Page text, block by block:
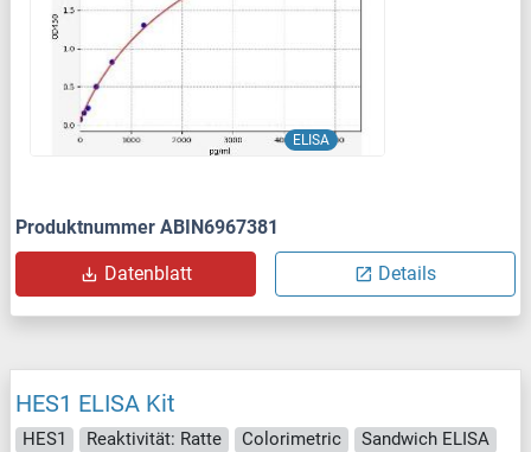
ELISA
Produktnummer ABIN6967381
Datenblatt Details
HES1 ELISA Kit
HES1 Reaktivität: Ratte Colorimetric
Sandwich ELISA